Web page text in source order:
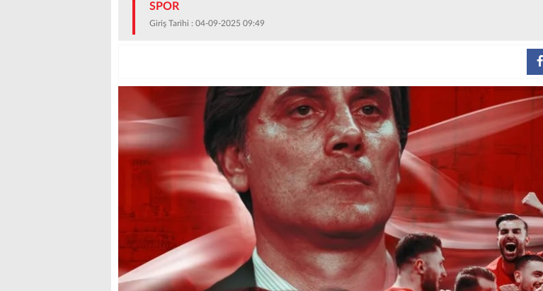
SPOR
Giriş Tarihi : 04-09-2025 09:49